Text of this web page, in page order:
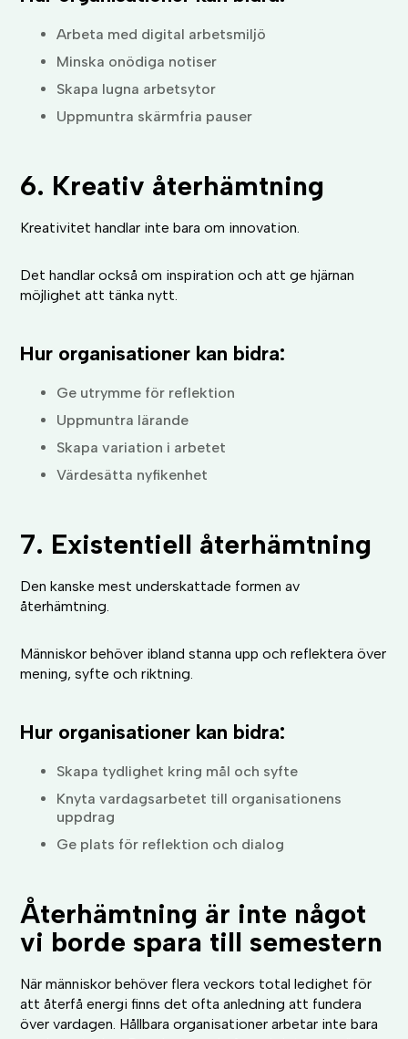
Arbeta med digital arbetsmiljö
Minska onödiga notiser
Skapa lugna arbetsytor
Uppmuntra skärmfria pauser
6. Kreativ återhämtning
Kreativitet handlar inte bara om innovation.
Det handlar också om inspiration och att ge hjärnan
möjlighet att tänka nytt.
Hur organisationer kan bidra:
Ge utrymme för reflektion
Uppmuntra lärande
Skapa variation i arbetet
Värdesätta nyfikenhet
7. Existentiell återhämtning
Den kanske mest underskattade formen av
återhämtning.
Människor behöver ibland stanna upp och reflektera över
mening, syfte och riktning.
Hur organisationer kan bidra:
Skapa tydlighet kring mål och syfte
Knyta vardagsarbetet till organisationens
uppdrag
Ge plats för reflektion och dialog
Återhämtning är inte något
vi borde spara till semestern
När människor behöver flera veckors total ledighet för
att återfå energi finns det ofta anledning att fundera
över vardagen. Hållbara organisationer arbetar inte bara